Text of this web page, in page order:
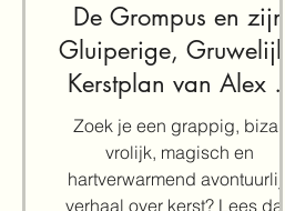
De Grompus en zijn
Gluiperige, Gruwelijke
Kerstplan van Alex T.
Smith
Zoek je een grappig, bizar,
vrolijk, magisch en
hartverwarmend avontuurlijk
verhaal over kerst? Lees dan